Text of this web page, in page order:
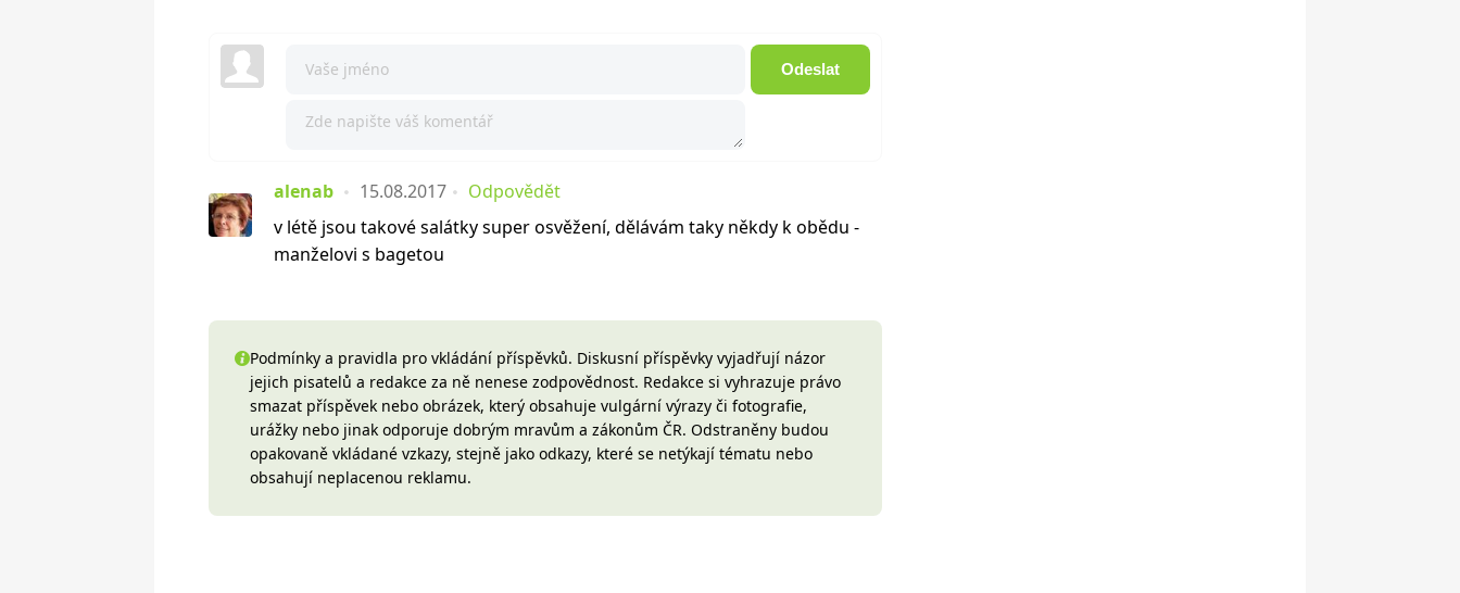
Odeslat
alenab 15.08.2017
Odpovědět
v létě jsou takové salátky super osvěžení, dělávám taky někdy k obědu -
manželovi s bagetou
Podmínky a pravidla pro vkládání příspěvků. Diskusní příspěvky vyjadřují názor
jejich pisatelů a redakce za ně nenese zodpovědnost. Redakce si vyhrazuje právo
smazat příspěvek nebo obrázek, který obsahuje vulgární výrazy či fotografie,
urážky nebo jinak odporuje dobrým mravům a zákonům ČR. Odstraněny budou
opakovaně vkládané vzkazy, stejně jako odkazy, které se netýkají tématu nebo
obsahují neplacenou reklamu.